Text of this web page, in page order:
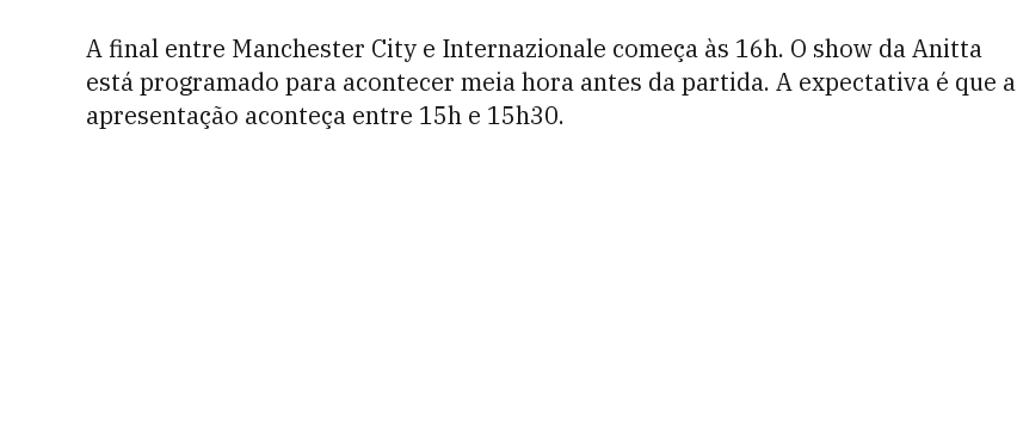
A final entre Manchester City e Internazionale começa às 16h. O show da Anitta
está programado para acontecer meia hora antes da partida. A expectativa é que a
apresentação aconteça entre 15h e 15h30.